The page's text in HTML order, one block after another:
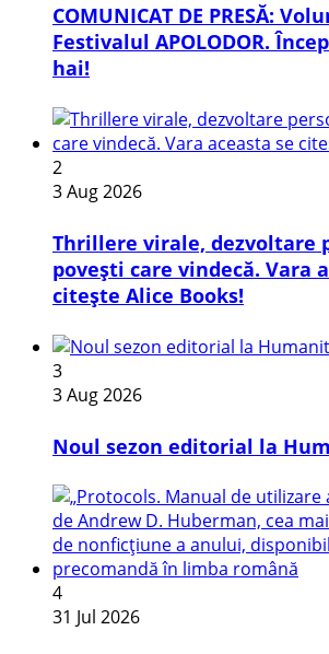
COMUNICAT DE PRESĂ:
Festivalul APOLODOR.
hai!
2
3 Aug 2026
Thrillere virale, dezvoltare
povești care vindecă. Vara
citește Alice Books!
3
3 Aug 2026
​Noul sezon editorial la
4
31 Jul 2026